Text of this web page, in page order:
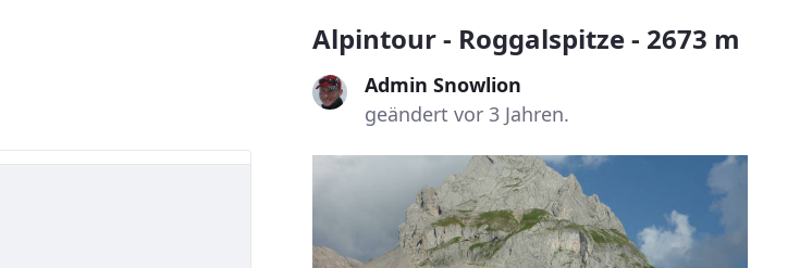
Alpintour - Roggalspitze - 2673 m
Admin Snowlion
geändert vor 3 Jahren.